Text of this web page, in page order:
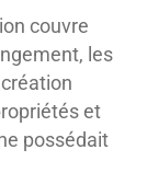
couvre
les
et
possédait